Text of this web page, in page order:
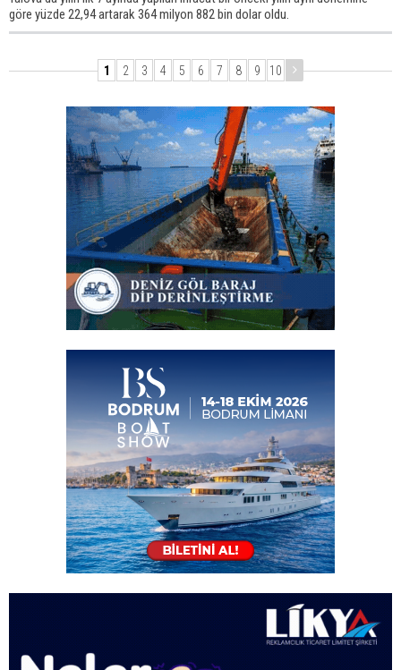
göre yüzde 22,94 artarak 364 milyon 882 bin dolar oldu.
1 2 3 4 5 6 7 8 9 10